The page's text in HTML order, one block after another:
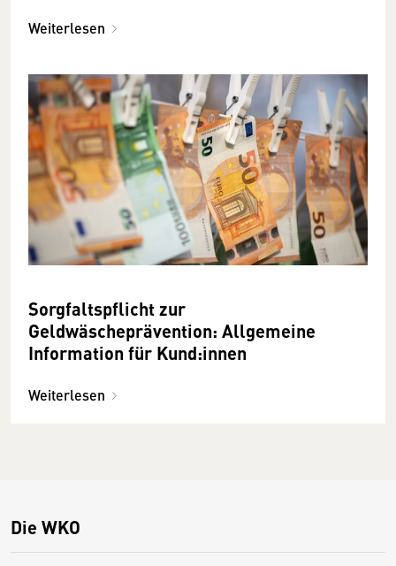
Weiterlesen
Sorgfaltspflicht zur
Geldwäscheprävention: Allgemeine
Information für Kund:innen
Weiterlesen
Die WKO